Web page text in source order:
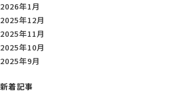
2026年1月
2025年12月
2025年11月
2025年10月
2025年9月
新着記事